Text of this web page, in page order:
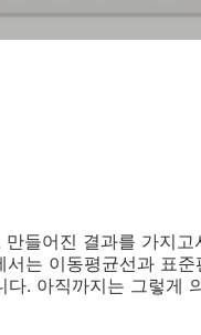
들어진 결과를 가지
는 이동평균선과 표
. 아직까지는 그렇게